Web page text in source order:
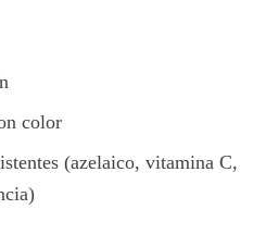
color
(azelaico, vitamina C,